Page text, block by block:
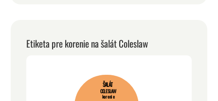
Etiketa pre korenie na šalát Coleslaw
ŠALÁT
COLESLAW
korenie